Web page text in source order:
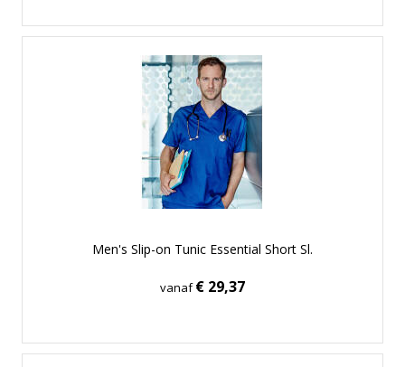
Men's Slip-on Tunic Essential Short Sl.
vanaf€ 29,37